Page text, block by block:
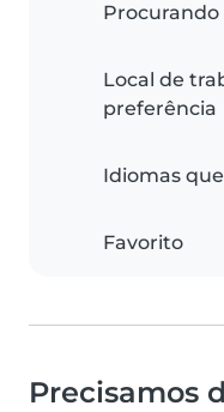
Procurando
Local de
preferência
Idiomas
Favorito
Precisamos